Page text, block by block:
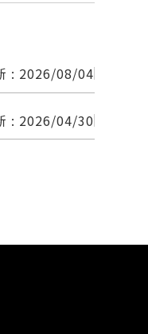
: 2026/08/04
: 2026/04/30